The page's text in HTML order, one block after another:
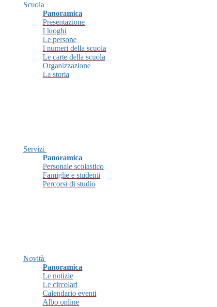
Scuola
Panoramica
Presentazione
I luoghi
Le persone
I numeri della scuola
Le carte della scuola
Organizzazione
La storia
Servizi
Panoramica
Personale scolastico
Famiglie e studenti
Percorsi di studio
Novità
Panoramica
Le notizie
Le circolari
Calendario eventi
Albo online